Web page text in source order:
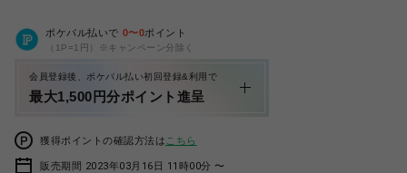
ポケパル払いで 0〜0ポイント
（1P=1円）※キャンペーン分除く
会員登録後、ポケパル払い初回登録&利用で
最大1,500円分ポイント進呈
獲得ポイントの確認方法は こちら
販売期間 2023年03月16日 11時00分 〜